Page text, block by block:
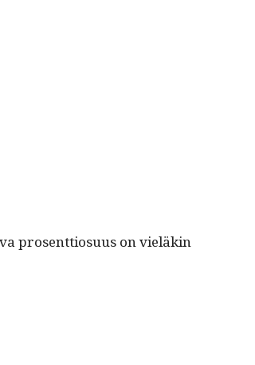
pros­ent­tio­su­us on vieläkin